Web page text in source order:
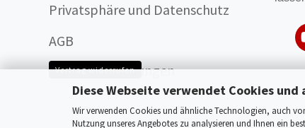
Diese Webseite verwendet Cookies und
Wir verwenden Cookies und ähnliche Technologien, auch
Nutzung unseres Angebotes zu analysieren und Ihnen ein
Privatsphäre und Datenschutz
AGB
Cookie Einstellungen
Vertrag widerrufen